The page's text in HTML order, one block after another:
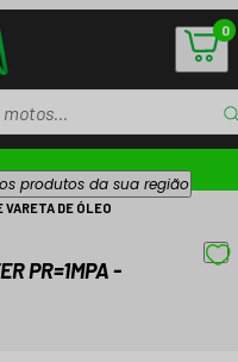
0
produtos da sua região
VARETA DE ÓLEO
PR=1MPA -